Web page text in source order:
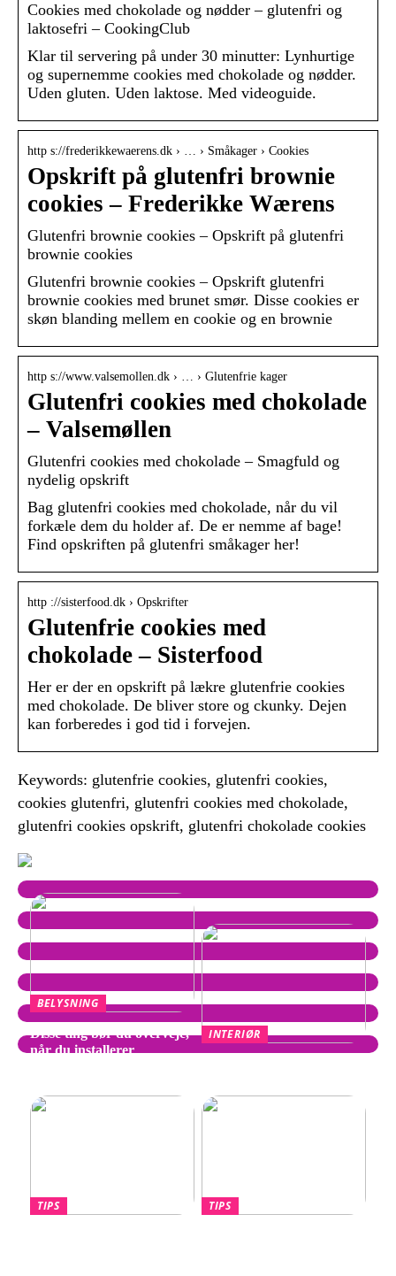
Cookies med chokolade og nødder – glutenfri og
laktosefri – CookingClub
Klar til servering på under 30 minutter: Lynhurtige
og supernemme cookies med chokolade og nødder.
Uden gluten. Uden laktose. Med videoguide.
http s://frederikkewaerens.dk › … › Småkager › Cookies
Opskrift på glutenfri brownie
cookies – Frederikke Wærens
Glutenfri brownie cookies – Opskrift på glutenfri
brownie cookies
Glutenfri brownie cookies – Opskrift glutenfri
brownie cookies med brunet smør. Disse cookies er
skøn blanding mellem en cookie og en brownie
http s://www.valsemollen.dk › … › Glutenfrie kager
Glutenfri cookies med chokolade
– Valsemøllen
Glutenfri cookies med chokolade – Smagfuld og
nydelig opskrift
Bag glutenfri cookies med chokolade, når du vil
forkæle dem du holder af. De er nemme af bage!
Find opskriften på glutenfri småkager her!
http ://sisterfood.dk › Opskrifter
Glutenfrie cookies med
chokolade – Sisterfood
Her er der en opskrift på lækre glutenfrie cookies
med chokolade. De bliver store og ckunky. Dejen
kan forberedes i god tid i forvejen.
Keywords: glutenfrie cookies, glutenfri cookies,
cookies glutenfri, glutenfri cookies med chokolade,
glutenfri cookies opskrift, glutenfri chokolade cookies
BELYSNING
Disse ting bør du overveje,
når du installerer
INTERIØR
TIPS
TIPS